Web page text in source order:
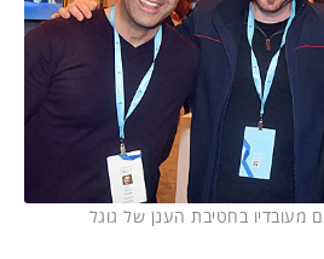
מעובדיו בחטיבת הענן של גוגל